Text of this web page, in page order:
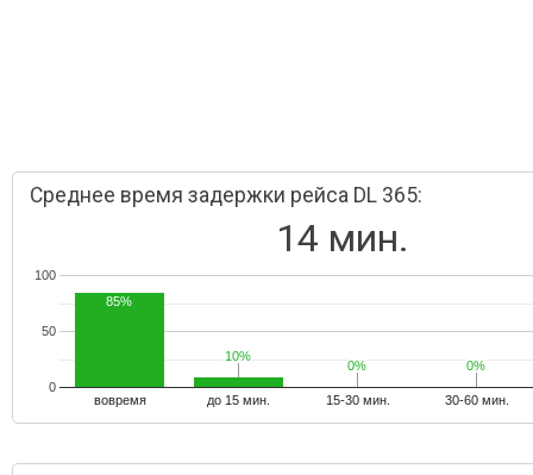
Среднее время задержки рейса DL 365:
14 мин.
вовремя до 15 мин. 15-30 мин. 30-60 мин.
0
50
100
85%
10%
10%
0%
0% 0%
0%